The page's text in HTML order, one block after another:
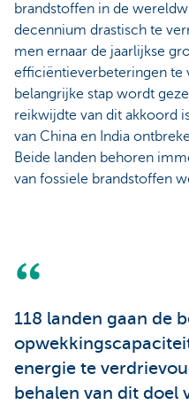
brandstoffen in de
decennium drastisch te
men ernaar de jaarlijkse
efficiëntieverbeteringen te
belangrijke stap wordt
reikwijdte van dit akkoord
van China en India
Beide landen behoren
van fossiele brandstoffen
118 landen gaan de
energie te
behalen van dit doel